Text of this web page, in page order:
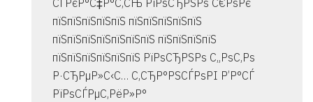
СЃРєР°С‡Р°С‚СЊ РїРѕСЂРЅРѕ С€РѕРє
пїЅпїЅпїЅпїЅпїЅ пїЅпїЅпїЅпїЅпїЅ
пїЅпїЅпїЅпїЅпїЅпїЅпїЅ пїЅпїЅпїЅпїЅ
пїЅпїЅпїЅпїЅпїЅпїЅ РїРѕСЂРЅРѕ С„РѕС‚Рѕ
Р·СЂРµР»С‹С… С‚СЂР°РЅСЃРѕРІ Р’Р°СЃ
РїРѕСЃРµС‚РёР»Р°